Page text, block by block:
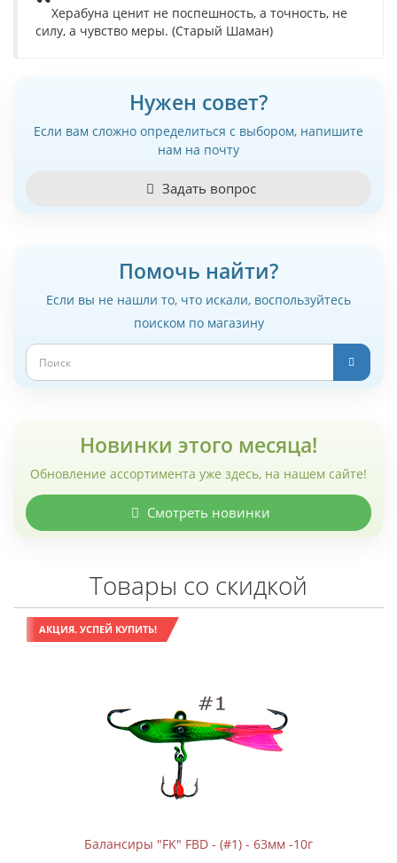
Херабуна ценит не поспешность, а точность, не
силу, а чувство меры. (Старый Шаман)
Нужен совет?
Если вам сложно определиться с выбором, напишите
нам на почту
Задать вопрос
Помочь найти?
Если вы не нашли то, что искали, воспользуйтесь
поиском по магазину
Новинки этого месяца!
Обновление ассортимента уже здесь, на нашем сайте!
Смотреть новинки
Товары со скидкой
АКЦИЯ. УСПЕЙ КУПИТЬ!
Балансиры "FK" FBD - (#1) - 63мм -10г